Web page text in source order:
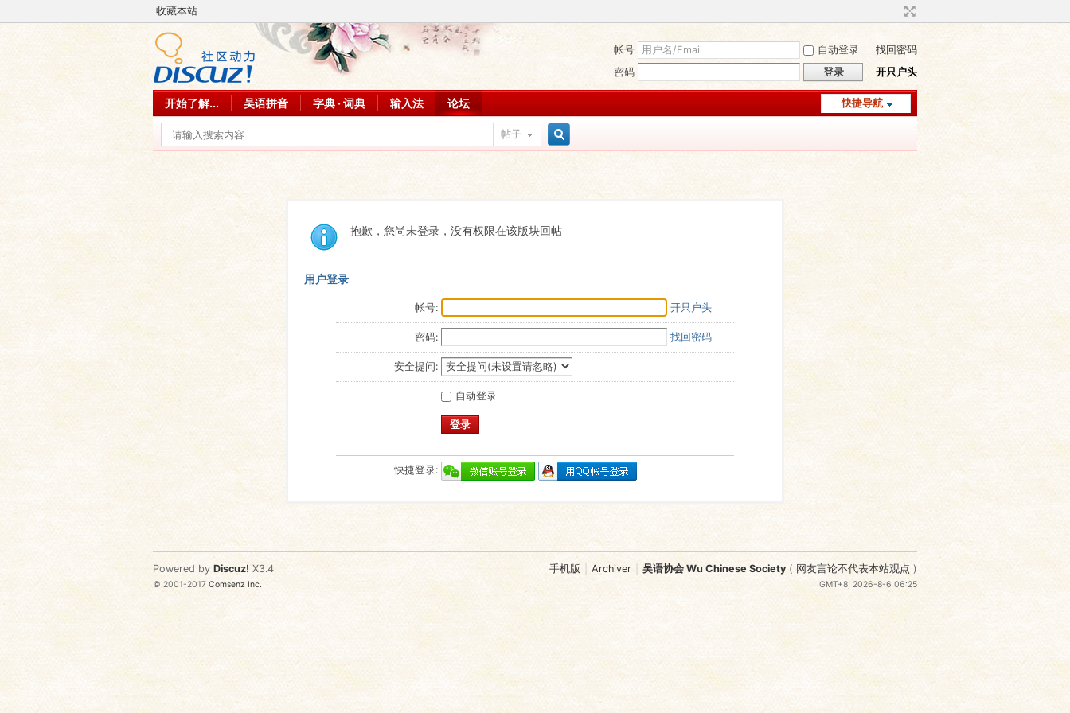
收藏本站
帐号 自动登录
找回密码
密码
登录 开只户头
快捷导航
开始了解... 吴语拼音 字典 · 词典 输入法 论坛
帖子
索
抱歉，您尚未登录，没有权限在该版块回帖
用户登录
帐号: 开只户头
密码: 找回密码
安全提问:
自动登录
登录
快捷登录:
手机版 Archiver 吴语协会 Wu Chinese Society ( 网友言论不代表本站观点 )
GMT+8, 2026-8-6 06:25
Powered by Discuz! X3.4
© 2001-2017Comsenz Inc.